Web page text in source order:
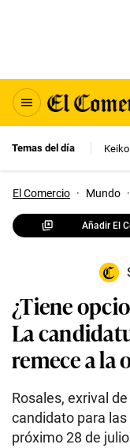
Temas del día
El Comercio · Mundo ·
Añadir El
¿Tiene
La
remece a la
Rosales, exrival
candidato para
próximo 28 de